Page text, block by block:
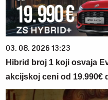
03. 08. 2026 13:23
Hibrid broj 1 koji osvaja
akcijskoj ceni od 19.990€